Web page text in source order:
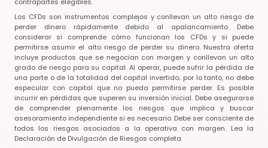
Los CFDs son instrumentos complejos y conllevan un alto riesgo de
perder dinero rápidamente debido al apalancamiento. Debe
considerar si comprende cómo funcionan los CFDs y si puede
permitirse asumir el alto riesgo de perder su dinero. Nuestra oferta
incluye productos que se negocian con margen y conllevan un alto
grado de riesgo para su capital. Al operar, puede sufrir la pérdida de
una parte o de la totalidad del capital invertido; por lo tanto, no debe
especular con capital que no pueda permitirse perder. Es posible
incurrir en pérdidas que superen su inversión inicial. Debe asegurarse
de comprender plenamente los riesgos que implica y buscar
asesoramiento independiente si es necesario. Debe ser consciente de
todos los riesgos asociados a la operativa con margen. Lea la
Declaración de Divulgación de Riesgos completa.